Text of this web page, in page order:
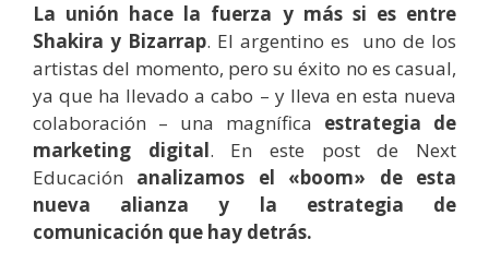
La unión hace la fuerza y más si es entre
Shakira y Bizarrap. El argentino es
uno de los
artistas del momento, pero su éxito no es casual,
ya que ha llevado a cabo – y lleva en esta nueva
colaboración – una magnífica estrategia de
marketing digital. En este post de Next
Educación analizamos el «boom» de esta
nueva alianza y la estrategia de
comunicación que hay detrás.